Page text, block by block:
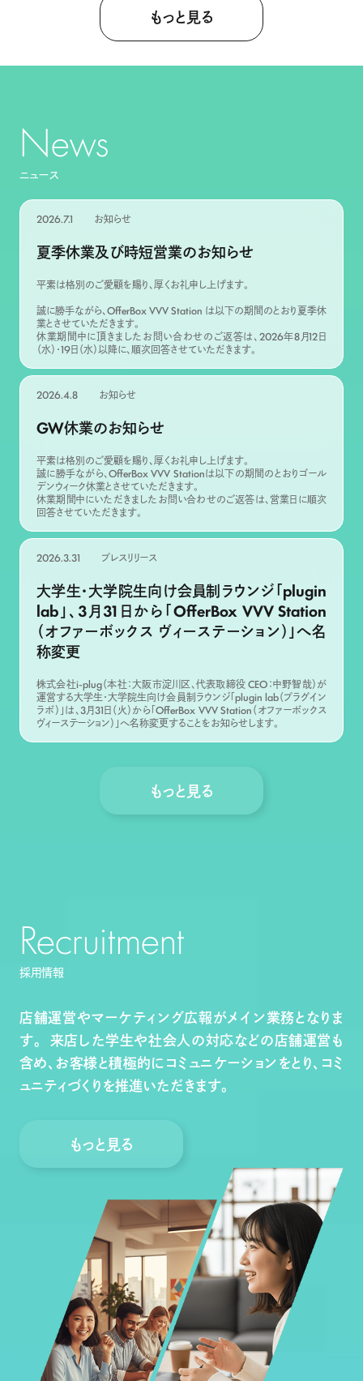
もっと見る
News
ニュース
2026.7.1 お知らせ
夏季休業及び時短営業のお知らせ
平素は格別のご愛顧を賜り、厚くお礼申し上げます。
誠に勝手ながら、OfferBox VVV Station は以下の期間のとおり夏季休
業とさせていただきます。
休業期間中に頂きましたお問い合わせのご返答は、2026年8月12日
（水）・19日（水）以降に、順次回答させていただきます。
2026.4.8 お知らせ
GW休業のお知らせ
平素は格別のご愛顧を賜り、厚くお礼申し上げます。
誠に勝手ながら、OfferBox VVV Stationは以下の期間のとおりゴール
デンウィーク休業とさせていただきます。
休業期間中にいただきましたお問い合わせのご返答は、営業日に順次
回答させていただきます。
2026.3.31 プレスリリース
大学生・大学院生向け会員制ラウンジ「plugin
lab」、3月31日から「OfferBox VVV Station
（オファーボックス ヴィーステーション）」へ名
称変更
株式会社i-plug（本社：大阪市淀川区、代表取締役 CEO：中野智哉）が
運営する大学生・大学院生向け会員制ラウンジ「plugin lab（プラグイン
ラボ）」は、3月31日（火）から「OfferBox VVV Station（オファーボックス
ヴィーステーション）」へ名称変更することをお知らせします。
もっと見る
Recruitment
採用情報
店舗運営やマーケティング広報がメイン業務となりま
す。 来店した学生や社会人の対応などの店舗運営も
含め、お客様と積極的にコミュニケーションをとり、コミ
ュニティづくりを推進いただきます。
もっと見る